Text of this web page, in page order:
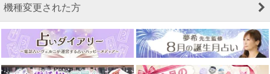
機種変更された方